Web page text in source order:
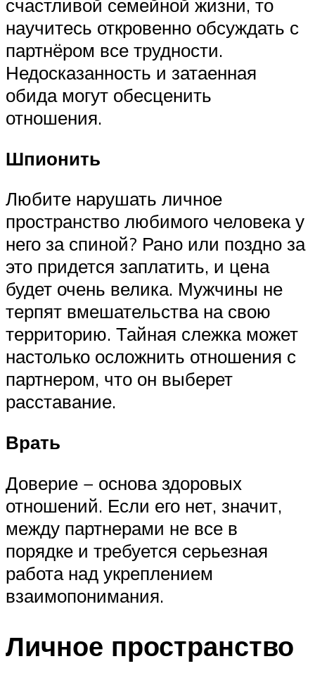
счастливой семейной жизни, то
научитесь откровенно обсуждать с
партнёром все трудности.
Недосказанность и затаенная
обида могут обесценить
отношения.
Шпионить
Любите нарушать личное
пространство любимого человека у
него за спиной? Рано или поздно за
это придется заплатить, и цена
будет очень велика. Мужчины не
терпят вмешательства на свою
территорию. Тайная слежка может
настолько осложнить отношения с
партнером, что он выберет
расставание.
Врать
Доверие − основа здоровых
отношений. Если его нет, значит,
между партнерами не все в
порядке и требуется серьезная
работа над укреплением
взаимопонимания.
Личное пространство